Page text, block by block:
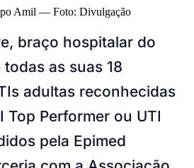
braço hospitalar do
as suas 18
adultas reconhecidas
Top Performer ou UTI
pela Epimed
com a Associação
Brasileira (AMIB). O